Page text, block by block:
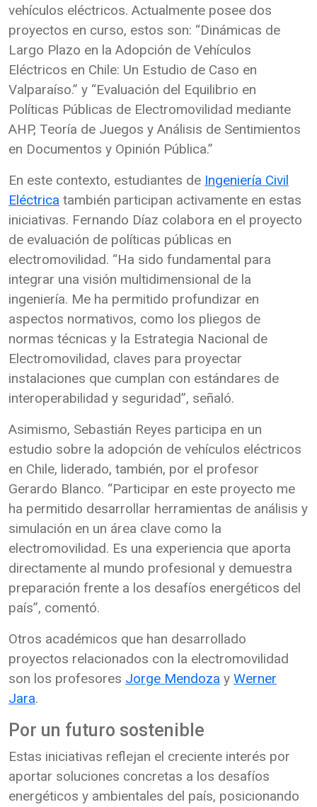
vehículos eléctricos. Actualmente posee dos
proyectos en curso, estos son: “Dinámicas de
Largo Plazo en la Adopción de Vehículos
Eléctricos en Chile: Un Estudio de Caso en
Valparaíso.” y “Evaluación del Equilibrio en
Políticas Públicas de Electromovilidad mediante
AHP, Teoría de Juegos y Análisis de Sentimientos
en Documentos y Opinión Pública.”
En este contexto, estudiantes de Ingeniería Civil
Eléctrica también participan activamente en estas
iniciativas. Fernando Díaz colabora en el proyecto
de evaluación de políticas públicas en
electromovilidad. “Ha sido fundamental para
integrar una visión multidimensional de la
ingeniería. Me ha permitido profundizar en
aspectos normativos, como los pliegos de
normas técnicas y la Estrategia Nacional de
Electromovilidad, claves para proyectar
instalaciones que cumplan con estándares de
interoperabilidad y seguridad”, señaló.
Asimismo, Sebastián Reyes participa en un
estudio sobre la adopción de vehículos eléctricos
en Chile, liderado, también, por el profesor
Gerardo Blanco. “Participar en este proyecto me
ha permitido desarrollar herramientas de análisis y
simulación en un área clave como la
electromovilidad. Es una experiencia que aporta
directamente al mundo profesional y demuestra
preparación frente a los desafíos energéticos del
país”, comentó.
Otros académicos que han desarrollado
proyectos relacionados con la electromovilidad
son los profesores Jorge Mendoza y Werner
Jara.
Por un futuro sostenible
Estas iniciativas reflejan el creciente interés por
aportar soluciones concretas a los desafíos
energéticos y ambientales del país, posicionando